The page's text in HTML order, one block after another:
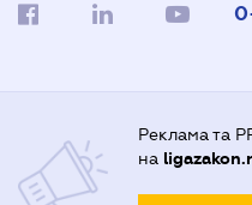
Реклама та
на